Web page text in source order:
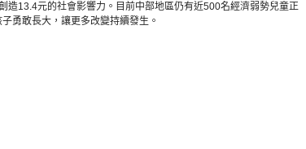
造13.4元的社會影響力。目前中部地區仍有近500名經濟弱勢兒童正
勇敢長大，讓更多改變持續發生。